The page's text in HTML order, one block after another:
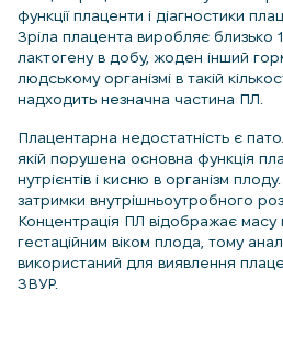
функції плаценти і діагностики
Зріла плацента виробляє близько
лактогену в добу, жоден інший
людському організмі в такій
надходить незначна частина ПЛ.
Плацентарна недостатність є
якій порушена основна функція
нутрієнтів і кисню в організм
затримки внутрішньоутробного
Концентрація ПЛ відображає масу
гестаційним віком плода, тому
використаний для виявлення
ЗВУР.